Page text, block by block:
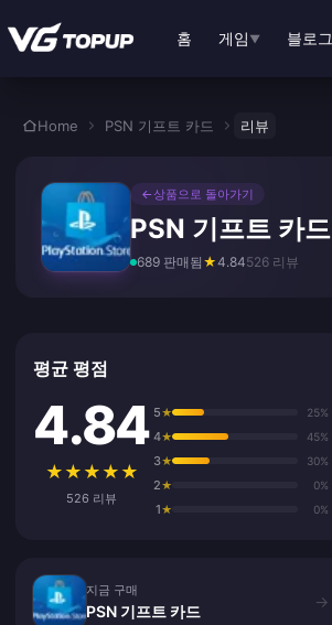
홈 게임 ▼ 블로그
Home PSN 기프트 카드 리뷰
←상품으로 돌아가기
PSN 기프트 카드
689 판매됨 ★4.84526 리뷰
평균 평점
4.84
★ ★ ★ ★ ★
526 리뷰
5★ 25%
4★ 45%
3★ 30%
2★ 0%
1★ 0%
지금 구매
PSN 기프트 카드
→